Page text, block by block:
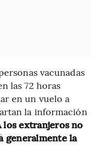
vacunadas
las 72 horas
en un vuelo a
la información
los extranjeros no
generalmente la